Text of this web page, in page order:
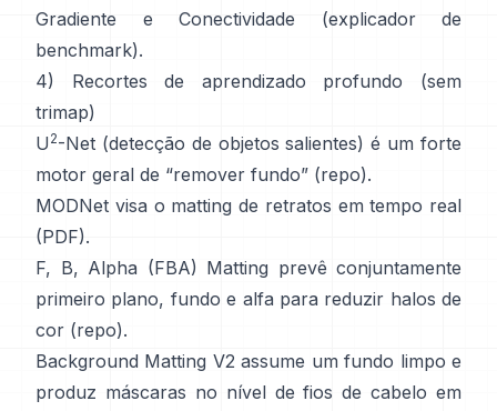
Gradiente e Conectividade (explicador de
benchmark).
4) Recortes de aprendizado profundo (sem
trimap)
U 2-Net (detecção de objetos salientes) é um forte
motor geral de “remover fundo” (repo).
MODNet visa o matting de retratos em tempo real
(PDF).
F, B, Alpha (FBA) Matting prevê conjuntamente
primeiro plano, fundo e alfa para reduzir halos de
cor (repo).
Background Matting V2 assume um fundo limpo e
produz máscaras no nível de fios de cabelo em